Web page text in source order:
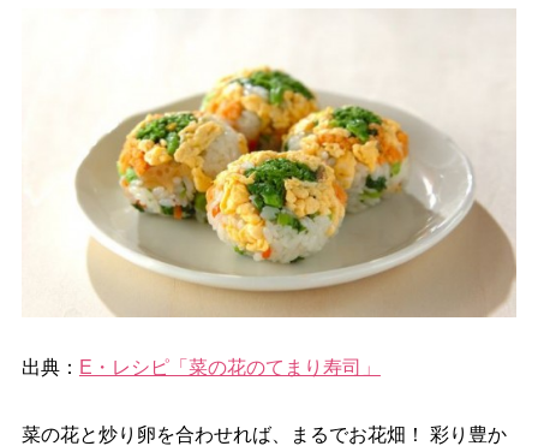
出典： E・レシピ「菜の花のてまり寿司」
菜の花と炒り卵を合わせれば、まるでお花畑！ 彩り豊か